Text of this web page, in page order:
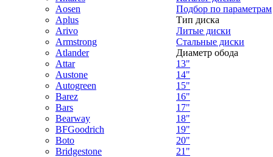
Aosen
Aplus
Arivo
Armstrong
Atlander
Attar
Austone
Autogreen
Barez
Bars
Bearway
BFGoodrich
Boto
Bridgestone
Подбор по параметрам
Тип диска
Литые диски
Стальные диски
Диаметр обода
13"
14"
15"
16"
17"
18"
19"
20"
21"